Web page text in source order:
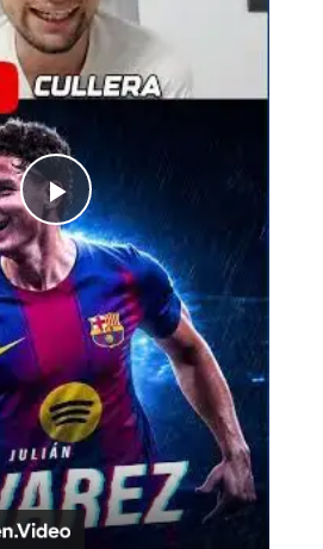
P
l
a
y
V